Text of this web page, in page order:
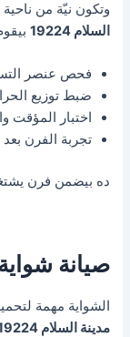
وتكون نيّة من
السلام 19224
فحص عنصر
ضبط توزيع
اختبار المؤقت
تجربة الفرن
ده بيضمن فرن
صيانة شواية
الشواية مهمة
مدينة السلام 19224